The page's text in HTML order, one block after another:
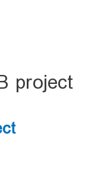
project